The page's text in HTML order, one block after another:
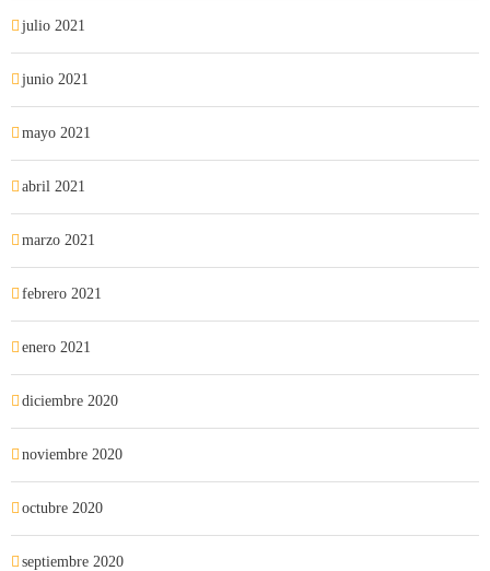
julio 2021
junio 2021
mayo 2021
abril 2021
marzo 2021
febrero 2021
enero 2021
diciembre 2020
noviembre 2020
octubre 2020
septiembre 2020